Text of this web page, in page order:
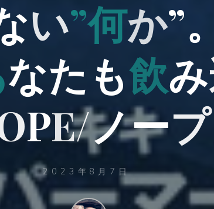
い
い”何か”。
なた も飲み
PE/ノープ
2023年8月7日